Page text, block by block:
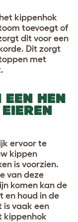
kippenhok
toevoegt of
dit voor een
Dit zorgt
met
HEN
ervoor te
kippen
is voorzien.
van deze
komen kan de
en houd in de
vaak een
kippenhok